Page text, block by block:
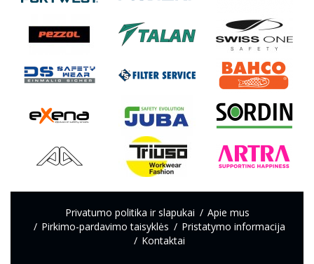
Privatumo politika ir slapukai
Apie mus
Pirkimo-pardavimo taisyklės
Pristatymo informacija
Kontaktai